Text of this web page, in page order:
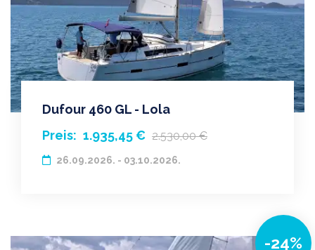
Dufour 460 GL - Lola
Preis: 1.935,45 € 2.530,00 €
26.09.2026. - 03.10.2026.
-24%